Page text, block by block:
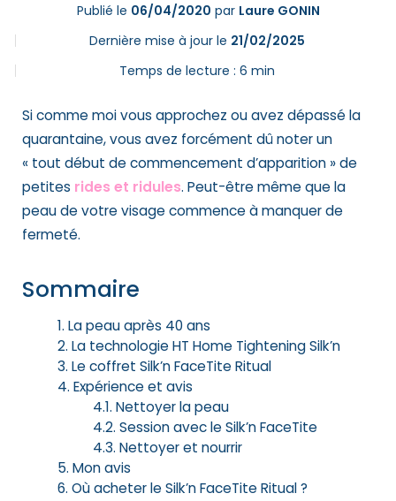
Publié le 06/04/2020 par Laure GONIN
Dernière mise à jour le 21/02/2025
Temps de lecture : 6 min
Si comme moi vous approchez ou avez dépassé la
quarantaine, vous avez forcément dû noter un
« tout début de commencement d’apparition » de
petites rides et ridules. Peut-être même que la
peau de votre visage commence à manquer de
fermeté.
Sommaire
La peau après 40 ans
La technologie HT Home Tightening Silk’n
Le coffret Silk’n FaceTite Ritual
Expérience et avis
Nettoyer la peau
Session avec le Silk’n FaceTite
Nettoyer et nourrir
Mon avis
Où acheter le Silk’n FaceTite Ritual ?